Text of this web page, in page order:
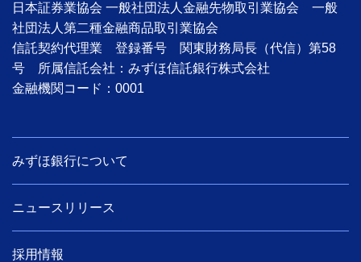
日本証券業協会 一般社団法人金融先物取引業協会 一般
社団法人第二種金融商品取引業協会
信託契約代理業 登録番号 関東財務局長（代信）第58
号 所属信託会社：みずほ信託銀行株式会社
金融機関コード：0001
みずほ銀行について
ニュースリリース
採用情報